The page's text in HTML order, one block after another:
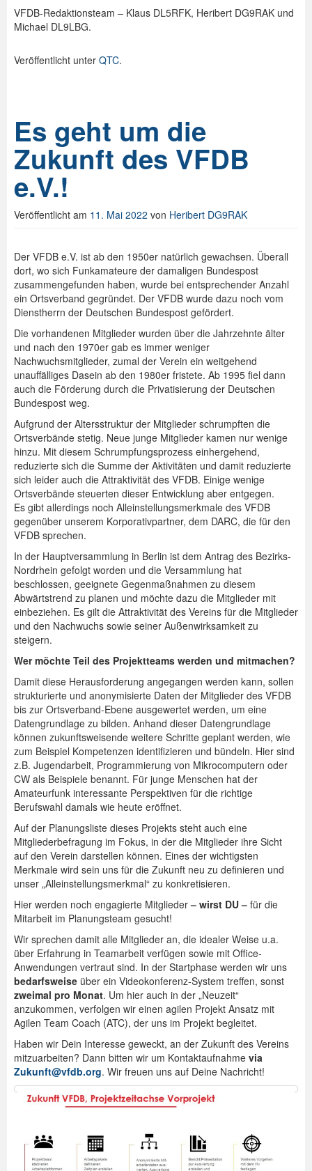
VFDB-Redaktionsteam – Klaus DL5RFK, Heribert DG9RAK und
Michael DL9LBG.
Veröffentlicht unter QTC.
Es geht um die
Zukunft des VFDB
e.V.!
Veröffentlicht am 11. Mai 2022 von Heribert DG9RAK
Der VFDB e.V. ist ab den 1950er natürlich gewachsen. Überall
dort, wo sich Funkamateure der damaligen Bundespost
zusammengefunden haben, wurde bei entsprechender Anzahl
ein Ortsverband gegründet. Der VFDB wurde dazu noch vom
Dienstherrn der Deutschen Bundespost gefördert.
Die vorhandenen Mitglieder wurden über die Jahrzehnte älter
und nach den 1970er gab es immer weniger
Nachwuchsmitglieder, zumal der Verein ein weitgehend
unauffälliges Dasein ab den 1980er fristete. Ab 1995 fiel dann
auch die Förderung durch die Privatisierung der Deutschen
Bundespost weg.
Aufgrund der Altersstruktur der Mitglieder schrumpften die
Ortsverbände stetig. Neue junge Mitglieder kamen nur wenige
hinzu. Mit diesem Schrumpfungsprozess einhergehend,
reduzierte sich die Summe der Aktivitäten und damit reduzierte
sich leider auch die Attraktivität des VFDB. Einige wenige
Ortsverbände steuerten dieser Entwicklung aber entgegen.
Es gibt allerdings noch Alleinstellungsmerkmale des VFDB
gegenüber unserem Korporativpartner, dem DARC, die für den
VFDB sprechen.
In der Hauptversammlung in Berlin ist dem Antrag des Bezirks-
Nordrhein gefolgt worden und die Versammlung hat
beschlossen, geeignete Gegenmaßnahmen zu diesem
Abwärtstrend zu planen und möchte dazu die Mitglieder mit
einbeziehen. Es gilt die Attraktivität des Vereins für die Mitglieder
und den Nachwuchs sowie seiner Außenwirksamkeit zu
steigern.
Wer möchte Teil des Projektteams werden und mitmachen?
Damit diese Herausforderung angegangen werden kann, sollen
strukturierte und anonymisierte Daten der Mitglieder des VFDB
bis zur Ortsverband-Ebene ausgewertet werden, um eine
Datengrundlage zu bilden. Anhand dieser Datengrundlage
können zukunftsweisende weitere Schritte geplant werden, wie
zum Beispiel Kompetenzen identifizieren und bündeln. Hier sind
z.B. Jugendarbeit, Programmierung von Mikrocomputern oder
CW als Beispiele benannt. Für junge Menschen hat der
Amateurfunk interessante Perspektiven für die richtige
Berufswahl damals wie heute eröffnet.
Auf der Planungsliste dieses Projekts steht auch eine
Mitgliederbefragung im Fokus, in der die Mitglieder ihre Sicht
auf den Verein darstellen können. Eines der wichtigsten
Merkmale wird sein uns für die Zukunft neu zu definieren und
unser „Alleinstellungsmerkmal“ zu konkretisieren.
Hier werden noch engagierte Mitglieder– wirst DU – für die
Mitarbeit im Planungsteam gesucht!
Wir sprechen damit alle Mitglieder an, die idealer Weise u.a.
über Erfahrung in Teamarbeit verfügen sowie mit Office-
Anwendungen vertraut sind. In der Startphase werden wir uns
bedarfsweise über ein Videokonferenz-System treffen, sonst
zweimal pro Monat. Um hier auch in der „Neuzeit“
anzukommen, verfolgen wir einen agilen Projekt Ansatz mit
Agilen Team Coach (ATC), der uns im Projekt begleitet.
Haben wir Dein Interesse geweckt, an der Zukunft des Vereins
mitzuarbeiten? Dann bitten wir um Kontaktaufnahme via
Zukunft@vfdb.org. Wir freuen uns auf Deine Nachricht!